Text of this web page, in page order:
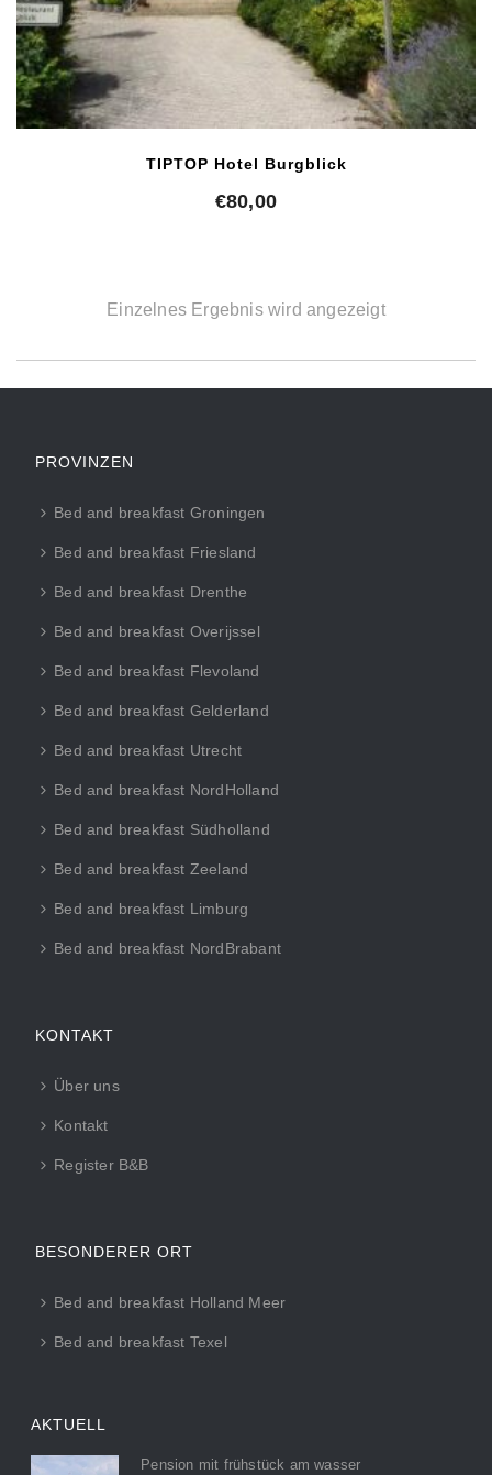
TIPTOP Hotel Burgblick
€80,00
Einzelnes Ergebnis wird angezeigt
PROVINZEN
Bed and breakfast Groningen
Bed and breakfast Friesland
Bed and breakfast Drenthe
Bed and breakfast Overijssel
Bed and breakfast Flevoland
Bed and breakfast Gelderland
Bed and breakfast Utrecht
Bed and breakfast NordHolland
Bed and breakfast Südholland
Bed and breakfast Zeeland
Bed and breakfast Limburg
Bed and breakfast NordBrabant
KONTAKT
Über uns
Kontakt
Register B&B
BESONDERER ORT
Bed and breakfast Holland Meer
Bed and breakfast Texel
AKTUELL
Pension mit frühstück am wasser